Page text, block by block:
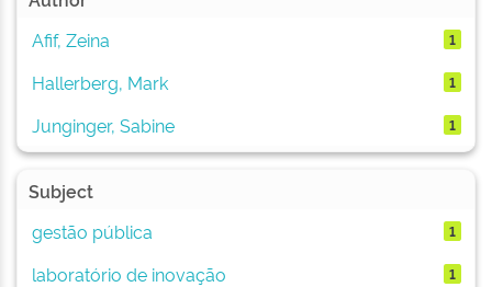
Afif, Zeina
1
Hallerberg, Mark 1
Junginger, Sabine 1
Subject
gestão pública
1
laboratório de inovação 1